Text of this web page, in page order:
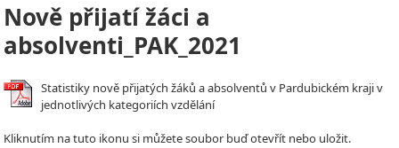
Nově přijatí žáci a
absolventi_PAK_2021
Statistiky nově přijatých žáků a absolventů v Pardubickém kraji v
jednotlivých kategoriích vzdělání
Kliknutím na tuto ikonu si můžete soubor buď otevřít nebo uložit.